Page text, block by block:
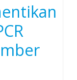
Perkubuan
dan
Dukung
Mendukung